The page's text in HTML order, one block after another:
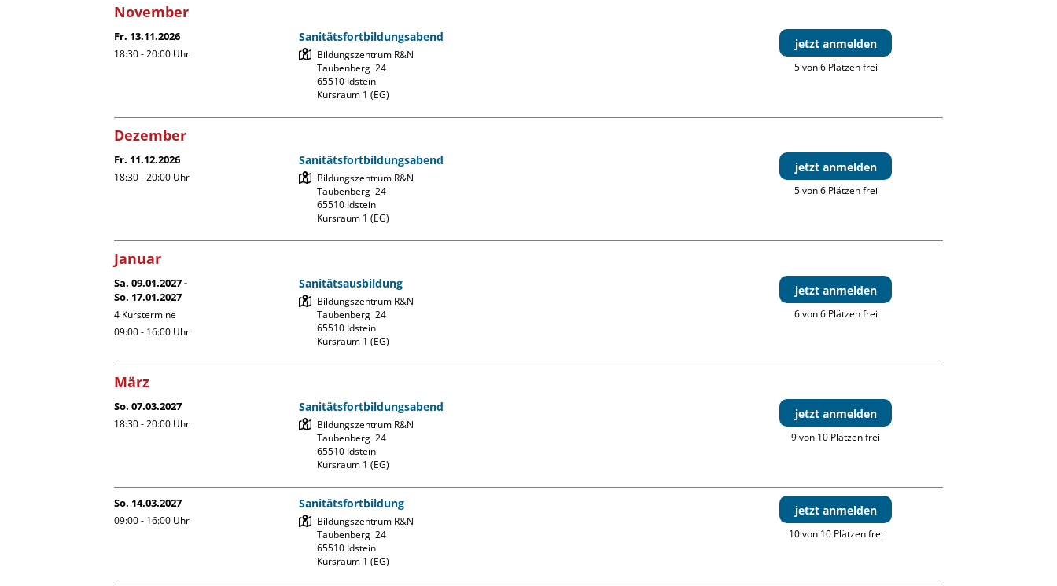
November
Fr. 13.11.2026
18:30 - 20:00 Uhr
Sanitätsfortbildungsabend
Bildungszentrum R&N
Taubenberg  24
65510 Idstein
Kursraum 1 (EG)
jetzt anmelden
5 von 6 Plätzen frei
Dezember
Fr. 11.12.2026
18:30 - 20:00 Uhr
Sanitätsfortbildungsabend
Bildungszentrum R&N
Taubenberg  24
65510 Idstein
Kursraum 1 (EG)
jetzt anmelden
5 von 6 Plätzen frei
Januar
Sa. 09.01.2027 -
So. 17.01.2027
4 Kurstermine
09:00 - 16:00 Uhr
Sanitätsausbildung
Bildungszentrum R&N
Taubenberg  24
65510 Idstein
Kursraum 1 (EG)
jetzt anmelden
6 von 6 Plätzen frei
März
So. 07.03.2027
18:30 - 20:00 Uhr
Sanitätsfortbildungsabend
Bildungszentrum R&N
Taubenberg  24
65510 Idstein
Kursraum 1 (EG)
jetzt anmelden
9 von 10 Plätzen frei
So. 14.03.2027
09:00 - 16:00 Uhr
Sanitätsfortbildung
Bildungszentrum R&N
Taubenberg  24
65510 Idstein
Kursraum 1 (EG)
jetzt anmelden
10 von 10 Plätzen frei